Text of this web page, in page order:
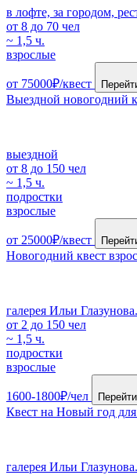
в лофте, за городом,
от 8 до 70 чел
~ 1,5 ч.
взрослые
от 75000₽/квест
Выездной новогодний
выездной
от 8 до 150 чел
~ 1,5 ч.
подростки
взрослые
от 25000₽/квест
Новогодний квест
галерея Ильи
от 2 до 150 чел
~ 1,5 ч.
подростки
взрослые
1600-1800₽/чел Перейти
Квест на Новый год для
галерея Ильи